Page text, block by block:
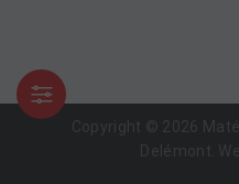
Copyright © 2026
Delémont.